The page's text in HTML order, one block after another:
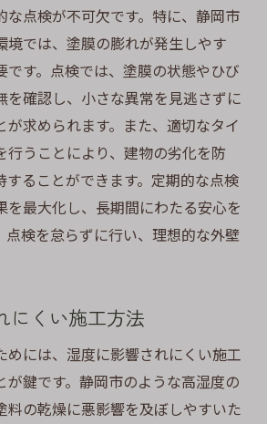
な点検が不可欠です。特に、静岡市
境では、塗膜の膨れが発生しやす
です。点検では、塗膜の状態やひび
を確認し、小さな異常を見逃さずに
が求められます。また、適切なタイ
行うことにより、建物の劣化を防
することができます。定期的な点検
を最大化し、長期間にわたる安心を
点検を怠らずに行い、理想的な外壁
にくい施工方法
めには、湿度に影響されにくい施工
が鍵です。静岡市のような高湿度の
料の乾燥に悪影響を及ぼしやすいた